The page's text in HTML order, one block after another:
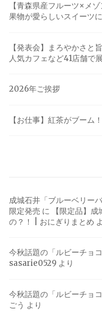
【青森県産フルーツ×メ
果物が愛らしいスイーツに
【発表会】まろやかさと
人気カフェなど41店舗で
2026年ご挨拶
【お仕事】紅茶がブーム
成城石井「ブルーベリー
限定発売 に
【限定品】
の？！ | おにぎりまとめ
今秋話題の「ルビーチョ
sasarie0529 より
今秋話題の「ルビーチョ
ごう より